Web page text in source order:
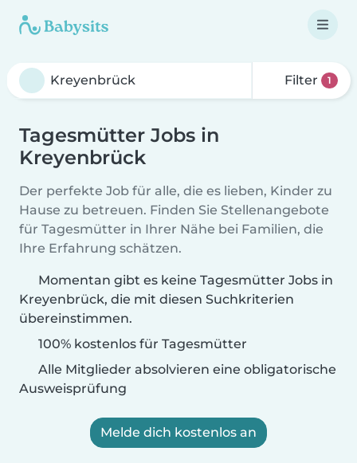
Filter 1
Tagesmütter Jobs in
Kreyenbrück
Der perfekte Job für alle, die es lieben, Kinder zu
Hause zu betreuen. Finden Sie Stellenangebote
für Tagesmütter in Ihrer Nähe bei Familien, die
Ihre Erfahrung schätzen.
Momentan gibt es keine Tagesmütter Jobs in
Kreyenbrück, die mit diesen Suchkriterien
übereinstimmen.
100% kostenlos für Tagesmütter
Alle Mitglieder absolvieren eine obligatorische
Ausweisprüfung
Melde dich kostenlos an